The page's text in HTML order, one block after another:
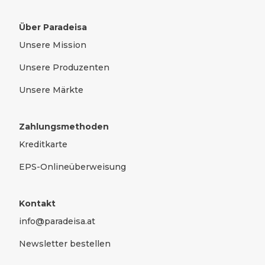
Über Paradeisa
Unsere Mission
Unsere Produzenten
Unsere Märkte
Zahlungsmethoden
Kreditkarte
EPS-Onlineüberweisung
Kontakt
info@paradeisa.at
Newsletter bestellen